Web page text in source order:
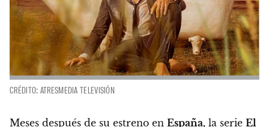
CRÉDITO: ATRESMEDIA TELEVISIÓN
Meses después de su estreno en España, la serie El